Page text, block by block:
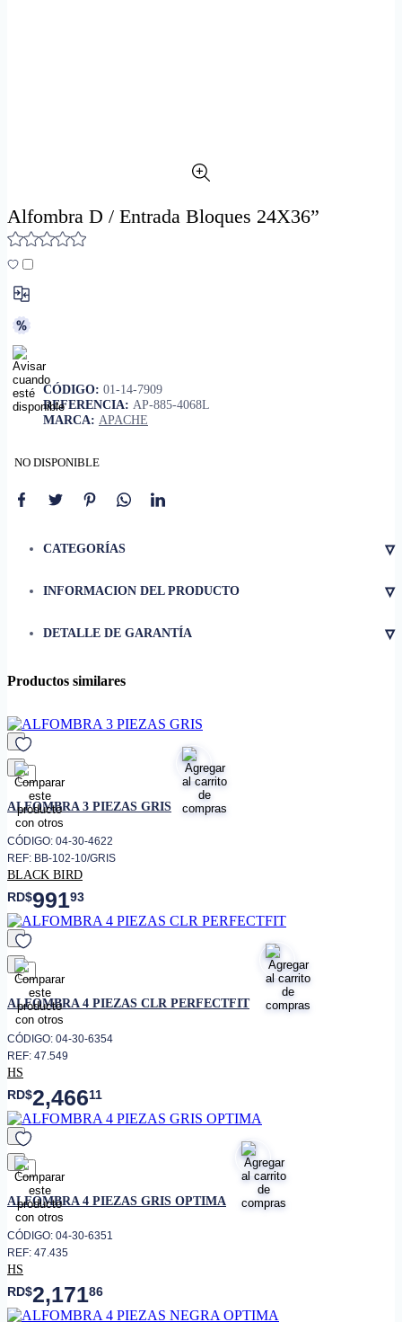
Alfombra D / Entrada Bloques 24X36”
CÓDIGO: 01-14-7909
REFERENCIA: AP-885-4068L
MARCA: APACHE
NO DISPONIBLE
CATEGORÍAS ▿
INFORMACION DEL PRODUCTO ▿
• Para uso interior y exterior
DETALLE DE GARANTÍA ▿
Productos similares
favorito
ALFOMBRA 3 PIEZAS GRIS
CÓDIGO: 04-30-4622
REF: BB-102-10/GRIS
BLACK BIRD
RD$99193
favorito
ALFOMBRA 4 PIEZAS CLR PERFECTFIT
CÓDIGO: 04-30-6354
REF: 47.549
HS
RD$2,46611
favorito
ALFOMBRA 4 PIEZAS GRIS OPTIMA
CÓDIGO: 04-30-6351
REF: 47.435
HS
RD$2,17186